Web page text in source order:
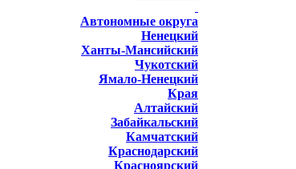
Автономные округа
Ненецкий
Ханты-Мансийский
Чукотский
Ямало-Ненецкий
Края
Алтайский
Забайкальский
Камчатский
Краснодарский
Красноярский